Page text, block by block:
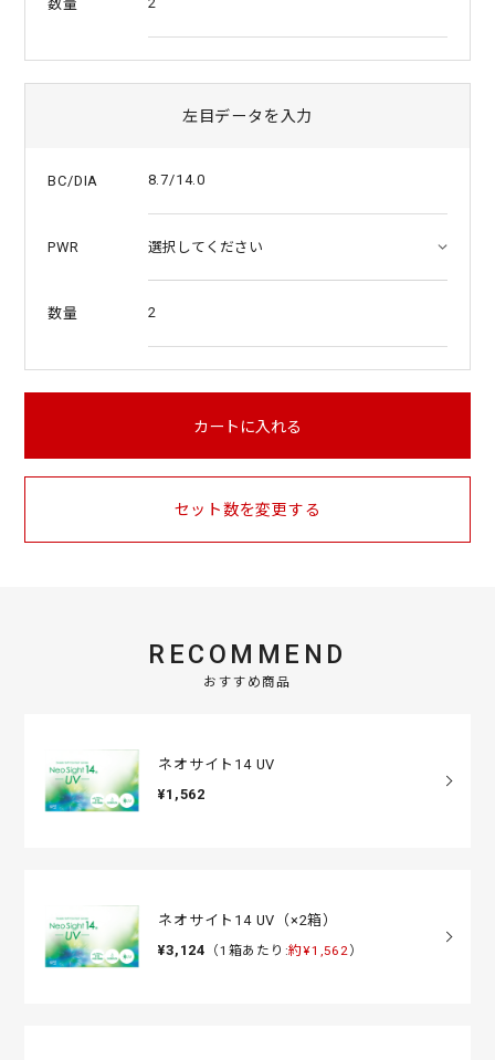
数量
左目データを入力
BC/DIA 8.7/14.0
PWR
数量 2
カートに入れる
セット数を変更する
RECOMMEND
おすすめ商品
ネオサイト14 UV
¥1,562
ネオサイト14 UV（×2箱）
¥3,124 （1箱あたり:約¥1,562）